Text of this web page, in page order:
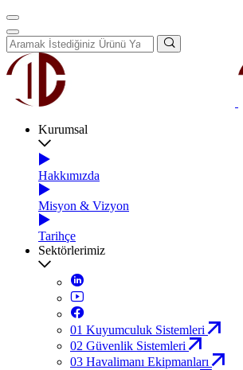
Kurumsal
Hakkımızda
Misyon & Vizyon
Tarihçe
Sektörlerimiz
01 Kuyumculuk Sistemleri
02 Güvenlik Sistemleri
03 Havalimanı Ekipmanları